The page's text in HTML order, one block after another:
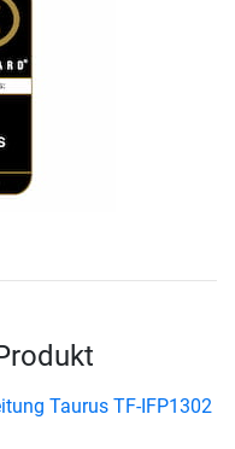
Taurus TF-IFP1302